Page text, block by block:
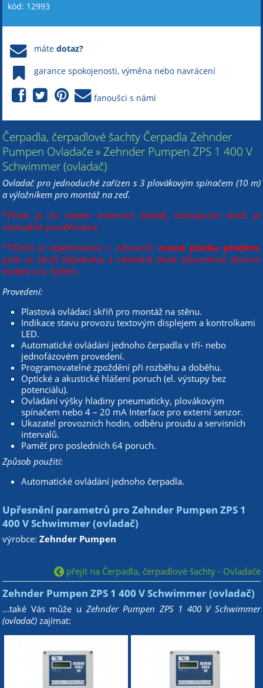
kód: 12993
mátedotaz?
garance spokojenosti, výměna nebo navrácení
fanoušci s námi
Čerpadla, čerpadlové šachty Čerpadla Zehnder
Pumpen Ovladače » Zehnder Pumpen ZPS 1 400 V
Schwimmer (ovladač)
Ovladač pro jednoduché zařízen s 3 plovákovým spínačem (10 m)
a výložníkem pro montáž na zeď.
*Zboží je na našem externím skladě, dostupnost zboží je
manuálně prověřována.
**Zboží je objednáváno v zahraničí, nutná platba předem,
poté se zboží objednává a následně dodá zákazníkovi (termín
dodání cca. týden).
Provedení:
Plastová ovládací skříň pro montáž na stěnu.
Indikace stavu provozu textovým displejem a kontrolkami
LED.
Automatické ovládání jednoho čerpadla v tří- nebo
jednofázovém provedení.
Programovatelné zpoždění při rozběhu a doběhu.
Optické a akustické hlášení poruch (el. výstupy bez
potenciálu).
Ovládání výšky hladiny pneumaticky, plovákovým
spínačem nebo 4 – 20 mA Interface pro externí senzor.
Ukazatel provozních hodin, odběru proudu a servisních
intervalů.
Paměť pro posledních 64 poruch.
Způsob použití:
Automatické ovládání jednoho čerpadla.
Upřesnění parametrů pro Zehnder Pumpen ZPS 1
400 V Schwimmer (ovladač)
výrobce:Zehnder Pumpen
přejít na Čerpadla, čerpadlové šachty - Ovladače
Zehnder Pumpen ZPS 1 400 V Schwimmer (ovladač)
...také Vás může u Zehnder Pumpen ZPS 1 400 V Schwimmer
(ovladač) zajímat: